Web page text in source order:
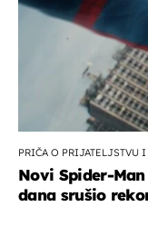
PRIČA O PRIJATELJSTVU
Novi Spider-
dana srušio